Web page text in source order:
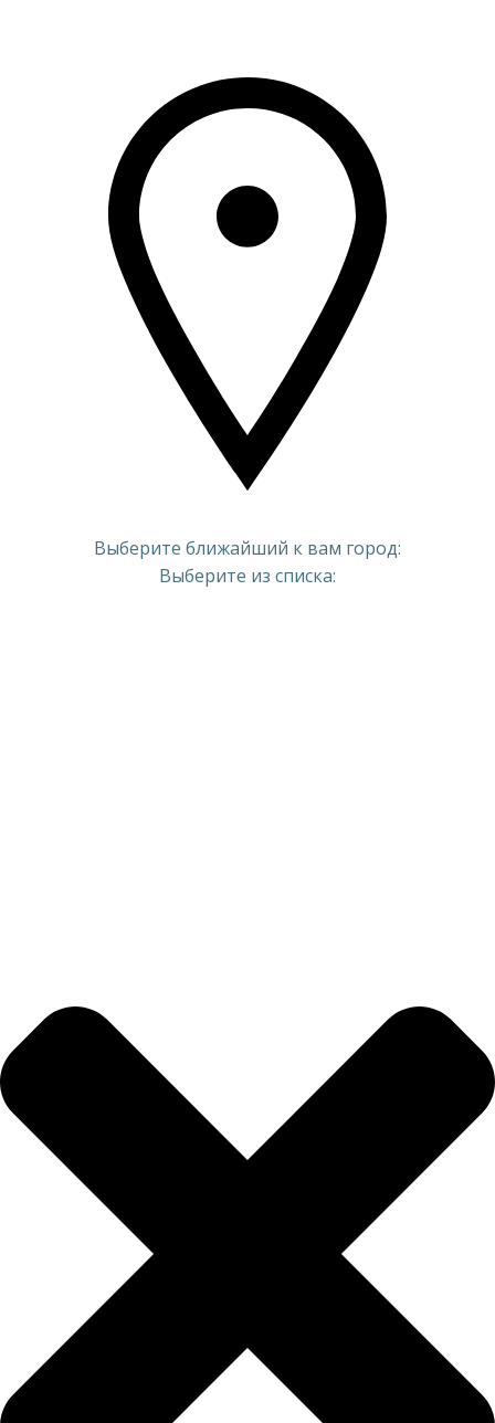
Выберите ближайший к вам город:
Выберите из списка: